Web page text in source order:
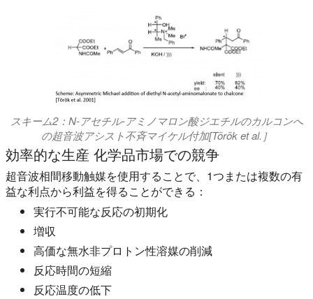
スキーム2：N-アセチル-アミノマロン酸ジエチルのカルコンへ
の超音波アシスト不斉マイケル付加[Török et al.］
効率的な生産 化学品市場での競争
超音波相間移動触媒を使用することで、1つまたは複数の有
益な利点から利益を得ることができる：
実行不可能な反応の初期化
増収
高価な無水非プロトン性溶媒の削減
反応時間の短縮
反応温度の低下